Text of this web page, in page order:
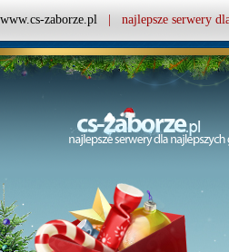
www.cs-zaborze.pl | najlepsze serwery